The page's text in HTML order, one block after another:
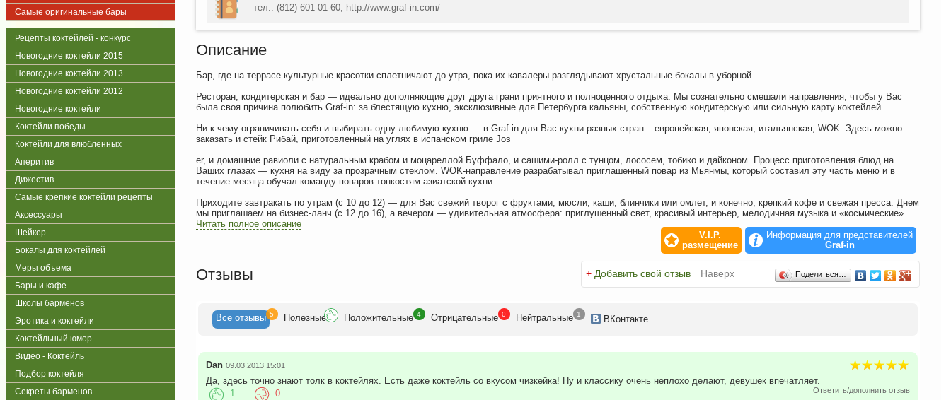
Самые оригинальные бары
Рецепты коктейлей - конкурс
Новогодние коктейли 2015
Новогодние коктейли 2013
Новогодние коктейли 2012
Новогодние коктейли
Коктейли победы
Коктейли для влюбленных
Аперитив
Дижестив
Самые крепкие коктейли рецепты
Аксессуары
Шейкер
Бокалы для коктейлей
Меры объема
Бары и кафе
Школы барменов
Эротика и коктейли
Коктейльный юмор
Видео - Коктейль
Подбор коктейля
Секреты барменов
тел.: (812) 601-01-60, http://www.graf-in.com/
Описание
Бар, где на террасе культурные красотки сплетничают до утра, пока их кавалеры разглядывают хрустальные бокалы в уборной.
Ресторан, кондитерская и бар — идеально дополняющие друг друга грани приятного и полноценного отдыха. Мы сознательно смешали направления, чтобы у Вас
была своя причина полюбить Graf-in: за блестящую кухню, эксклюзивные для Петербурга кальяны, собственную кондитерскую или сильную карту коктейлей.
Ни к чему ограничивать себя и выбирать одну любимую кухню — в Graf-in для Вас кухни разных стран – европейская, японская, итальянская, WOK. Здесь можно
заказать и стейк Рибай, приготовленный на углях в испанском гриле Jos
er, и домашние равиоли с натуральным крабом и моцареллой Буффало, и сашими-ролл с тунцом, лососем, тобико и дайконом. Процесс приготовления блюд на
Ваших глазах — кухня на виду за прозрачным стеклом. WOK-направление разрабатывал приглашенный повар из Мьянмы, который составил эту часть меню и в
течение месяца обучал команду поваров тонкостям азиатской кухни.
Приходите завтракать по утрам (с 10 до 12) — для Вас свежий творог с фруктами, мюсли, каши, блинчики или омлет, и конечно, крепкий кофе и свежая пресса. Днем
мы приглашаем на бизнес-ланч (с 12 до 16), а вечером — удивительная атмосфера: приглушенный свет, красивый интерьер, мелодичная музыка и «космические»
кальяны из богемского стекла, которых не найти больше ни в одном ресторане Петербурга.
Читать полное описание
V.I.P.
размещение
Информация для представителей
Graf-in
Отзывы + Добавить свой отзыв Наверх Поделиться…
Все отзывы 5 Полезные Положительные 4 Отрицательные 0 Нейтральные 1 ВКонтакте
Dan 09.03.2013 15:01
Да, здесь точно знают толк в коктейлях. Есть даже коктейль со вкусом чизкейка! Ну и классику очень неплохо делают, девушек впечатляет.
Ответить/дополнить отзыв
1 0